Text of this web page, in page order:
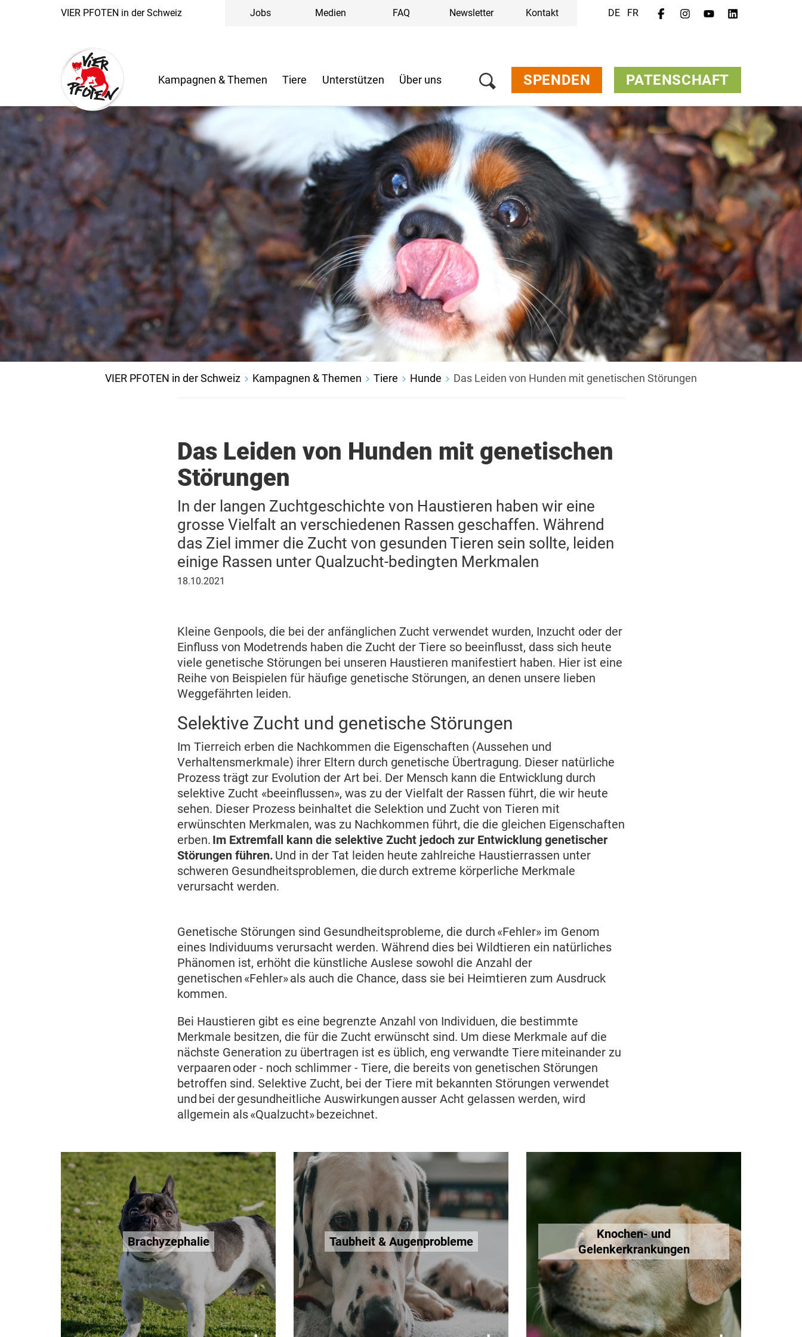
VIER PFOTEN in der Schweiz Jobs Medien FAQ Newsletter Kontakt DE FR
Kampagnen & Themen Tiere Unterstützen Über uns SPENDEN PATENSCHAFT
VIER PFOTEN in der Schweiz Kampagnen & Themen Tiere Hunde Das Leiden von Hunden mit genetischen Störungen
Das Leiden von Hunden mit genetischen
Störungen
In der langen Zuchtgeschichte von Haustieren haben wir eine
grosse Vielfalt an verschiedenen Rassen geschaffen. Während
das Ziel immer die Zucht von gesunden Tieren sein sollte, leiden
einige Rassen unter Qualzucht-bedingten Merkmalen
18.
18.10.2021
Kleine Genpools, die bei der anfänglichen Zucht verwendet wurden, Inzucht oder der
Einfluss von Modetrends haben die Zucht der Tiere so beeinflusst, dass sich heute
viele genetische Störungen bei unseren Haustieren manifestiert haben. Hier ist eine
Reihe von Beispielen für häufige genetische Störungen, an denen unsere lieben
Weggefährten leiden.
Selektive Zucht und genetische Störungen
Im Tierreich erben die Nachkommen die Eigenschaften (Aussehen und
Verhaltensmerkmale) ihrer Eltern durch genetische Übertragung. Dieser natürliche
Prozess trägt zur Evolution der Art bei. Der Mensch kann die Entwicklung durch
selektive Zucht «beeinflussen», was zu der Vielfalt der Rassen führt, die wir heute
sehen. Dieser Prozess beinhaltet die Selektion und Zucht von Tieren mit
erwünschten Merkmalen, was zu Nachkommen führt, die die gleichen Eigenschaften
erben. Im Extremfall kann die selektive Zucht jedoch zur Entwicklung genetischer
Störungen führen. Und in der Tat leiden heute zahlreiche Haustierrassen unter
schweren Gesundheitsproblemen, die durch extreme körperliche Merkmale
verursacht werden.
Genetische Störungen sind Gesundheitsprobleme, die durch «Fehler» im Genom
eines Individuums verursacht werden. Während dies bei Wildtieren ein natürliches
Phänomen ist, erhöht die künstliche Auslese sowohl die Anzahl der
genetischen «Fehler» als auch die Chance, dass sie bei Heimtieren zum Ausdruck
kommen.
Bei Haustieren gibt es eine begrenzte Anzahl von Individuen, die bestimmte
Merkmale besitzen, die für die Zucht erwünscht sind. Um diese Merkmale auf die
nächste Generation zu übertragen ist es üblich, eng verwandte Tiere miteinander zu
verpaaren oder - noch schlimmer - Tiere, die bereits von genetischen Störungen
betroffen sind. Selektive Zucht, bei der Tiere mit bekannten Störungen verwendet
und bei der gesundheitliche Auswirkungen ausser Acht gelassen werden, wird
allgemein als «Qualzucht» bezeichnet.
Brachyzephalie
Brachyzephalie
Die Kurzköpfigkeit kann mit
schweren Problemen wie verengten
Nasenlöchern oder auch einem
Kehlkopfkollaps verbunden sein
und sorgt bei den Tieren oft für
Schmerzen.
Mehr erfahren
Taubheit & Augenprobleme
Taubheit & Augenprobleme
Die Hauptursache für erblich
bedingte Taubheit liegt in der
Fellfarbe. Denn jene Gene, die für
die Fellfarbe verantwortlich sind,
können die Taubheit von einem
oder beiden Ohren verursachen.
Mehr erfahren
Knochen- und
Gelenkerkrankungen
Lockere Hüftgelenke oder auch
Zwergwuchs: Zahlreiche Hunde
leiden ihr Leben lang unter diversen
Erkrankungen der Knochen und
Gelenke.
Mehr erfahren